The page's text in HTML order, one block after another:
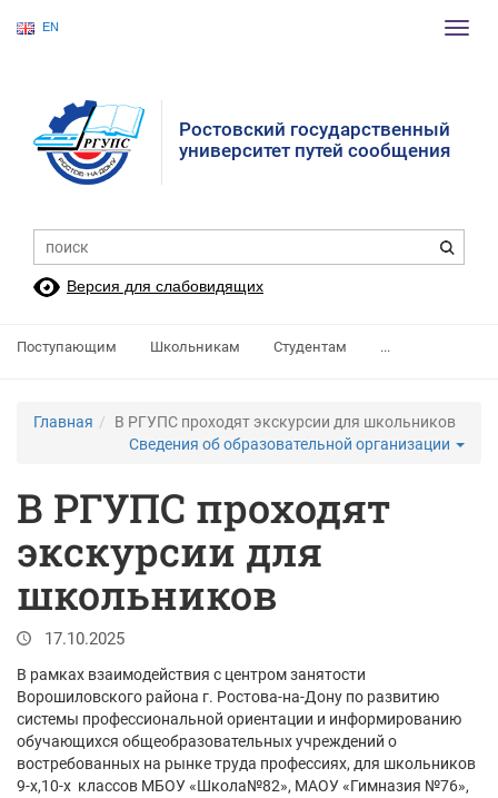
EN
Ростовский государственный
университет путей сообщения
Версия для слабовидящих
Поступающим Школьникам Студентам ...
Главная
В РГУПС проходят экскурсии для школьников
Сведения об образовательной организации
В РГУПС проходят
экскурсии для
школьников
17.10.2025
В рамках взаимодействия с центром занятости
Ворошиловского района г. Ростова-на-Дону по развитию
системы профессиональной ориентации и информированию
обучающихся общеобразовательных учреждений о
востребованных на рынке труда профессиях, для школьников
9-х,10-х классов МБОУ «Школа№82», МАОУ «Гимназия №76»,